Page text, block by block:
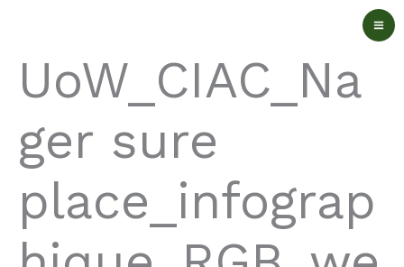
contenuUoW_CIAC_Na
ger sure
place_infograp